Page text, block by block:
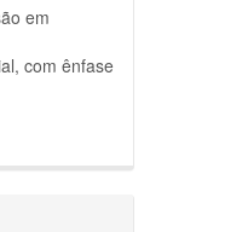
em
com ênfase